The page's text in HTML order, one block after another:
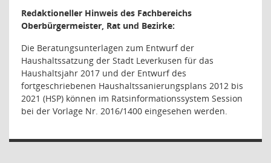
Redaktioneller Hinweis des Fachbereichs
Oberbürgermeister, Rat und Bezirke:
Die Beratungsunterlagen zum Entwurf der
Haushaltssatzung der Stadt Leverkusen für das
Haushaltsjahr 2017 und der Entwurf des
fortgeschriebenen Haushaltssanierungsplans 2012 bis
2021 (HSP) können im Ratsinformationssystem Session
bei der Vorlage Nr. 2016/1400 eingesehen werden.